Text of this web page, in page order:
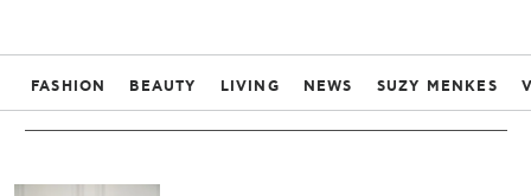
FASHION BEAUTY LIVING NEWS SUZY MENKES